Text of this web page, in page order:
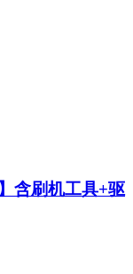
含刷机工具+驱